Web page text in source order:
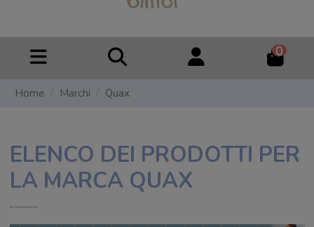
0
Home Marchi Quax
ELENCO DEI PRODOTTI PER
LA MARCA QUAX